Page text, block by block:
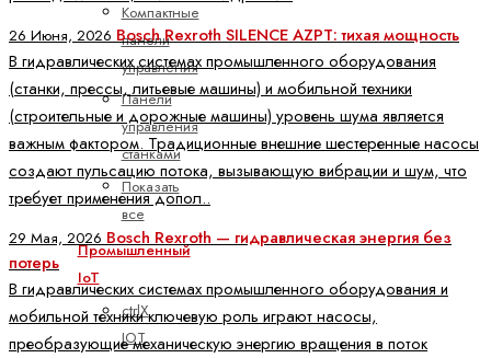
Компактные
панели
управления
Панели
управления
станками
Показать
все
Промышленный
IoT
ctrlX
IOT
26 Июня, 2026 Bosch Rexroth SILENCE AZPT: тихая мощность
В гидравлических системах промышленного оборудования
(станки, прессы, литьевые машины) и мобильной техники
(строительные и дорожные машины) уровень шума является
важным фактором. Традиционные внешние шестеренные насосы
создают пульсацию потока, вызывающую вибрации и шум, что
требует применения допол..
29 Мая, 2026 Bosch Rexroth — гидравлическая энергия без
потерь
В гидравлических системах промышленного оборудования и
мобильной техники ключевую роль играют насосы,
преобразующие механическую энергию вращения в поток